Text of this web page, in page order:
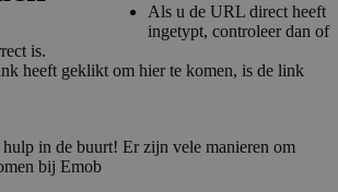
Als u de URL direct heeft
ingetypt, controleer dan of
is.
heeft geklikt om hier te komen, is de link
hulp in de buurt! Er zijn vele manieren om
bij Emob